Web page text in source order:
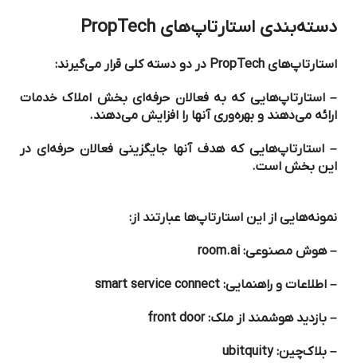
دسته‌بندی استارتاپ‌های PropTech
استارتاپ‌های PropTech در دو دسته کلی قرار می‌گیرند:
– استارتاپ‌هایی که به فعالان حرفه‌ای بخش املاک خدمات
ارائه می‌دهند و بهره‌وری آنها را افزایش می‌دهند.
– استارتاپ‌هایی که هدف آنها جایگزینی فعالان حرفه‌ای در
این بخش است.
نمونه‌هایی از این استارتاپ‌ها عبارتند از:
– هوش مصنوعی: room.ai
– اطلاعات و راهنمایی: smart service connect
– بازدید هوشمند از ملک: front door
– بلاک‌چین: ubitquity